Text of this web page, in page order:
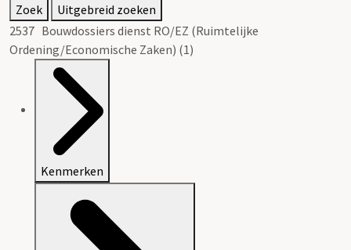
Zoek
Uitgebreid zoeken
2537 Bouwdossiers dienst RO/EZ (Ruimtelijke
Ordening/Economische Zaken) (1)
Kenmerken